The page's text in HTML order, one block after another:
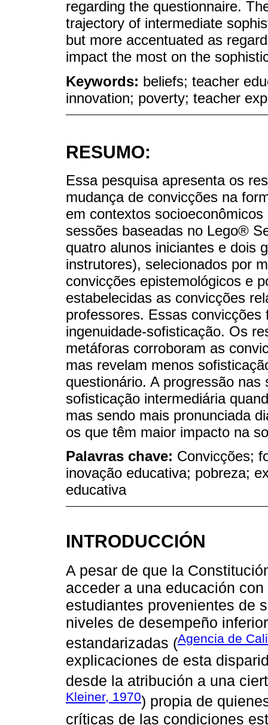
regarding the questionnaire.
trajectory of intermediate
but more accentuated as
impact the most on the
Keywords: beliefs; teacher
innovation; poverty; teacher
RESUMO:
Essa pesquisa apresenta os
mudança de convicções na
em contextos
sessões baseadas no Lego®
quatro alunos iniciantes e dois
instrutores), selecionados por
convicções epistemológicos e
estabelecidas as convicções
professores. Essas
ingenuidade-sofisticação. Os
metáforas corroboram as
mas revelam menos
questionário. A progressão
sofisticação intermediária
mas sendo mais pronunciada
os que têm maior impacto na
Palavras chave: Convicções;
inovação educativa; pobreza;
educativa
INTRODUCCIÓN
A pesar de que la
acceder a una educación
estudiantes provenientes de
niveles de desempeño
estandarizadas (Agencia de
explicaciones de esta
desde la atribución a una
Kleiner, 1970) propia de
críticas de las condiciones